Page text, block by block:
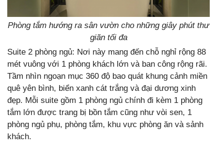
Phòng tắm hướng ra sân vườn cho những giây phút thư
giãn tối đa
Suite 2 phòng ngủ: Nơi này mang đến chỗ nghỉ rộng 88
mét vuông với 1 phòng khách lớn và ban công rộng rãi.
Tầm nhìn ngoạn mục 360 độ bao quát khung cảnh miền
quê yên bình, biển xanh cát trắng và đại dương xinh
đẹp. Mỗi suite gồm 1 phòng ngủ chính đi kèm 1 phòng
tắm lớn được trang bị bồn tắm cũng như vòi sen, 1
phòng ngủ phụ, phòng tắm, khu vực phòng ăn và sảnh
khách.